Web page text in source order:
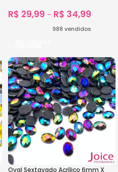
R$ 29,99 – R$ 34,99
988 vendidos
Oval Sextavado Acrílico 6mm X